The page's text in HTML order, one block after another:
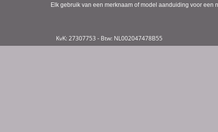
Elk gebruik van een merknaam of model aanduiding voor
KvK: 27307753 - Btw: NL002047478B55